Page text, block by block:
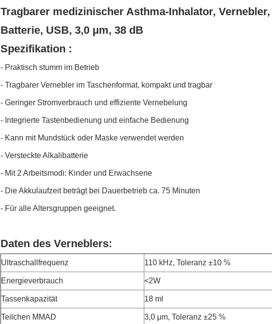
Tragbarer medizinischer Asthma-Inhalator,
Batterie, USB, 3,0 μm, 38 dB
Spezifikation :
- Praktisch stumm im Betrieb
- Tragbarer Vernebler im Taschenformat, kompakt und tragbar
- Geringer Stromverbrauch und effiziente Vernebelung
- Integrierte Tastenbedienung und einfache Bedienung
- Kann mit Mundstück oder Maske verwendet werden
- Versteckte Alkalibatterie
- Mit 2 Arbeitsmodi: Kinder und Erwachsene
- Die Akkulaufzeit beträgt bei Dauerbetrieb ca. 75 Minuten
- Für alle Altersgruppen geeignet.
Daten des Verneblers:
Ultraschallfrequenz 110 kHz, Toleranz ±10 %
Energieverbrauch <2W
Tassenkapazität 18 ml
Teilchen MMAD 3,0 μm, Toleranz ±25 %